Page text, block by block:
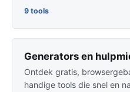
9 tools
Generators en
Ontdek gratis,
handige tools die snel en